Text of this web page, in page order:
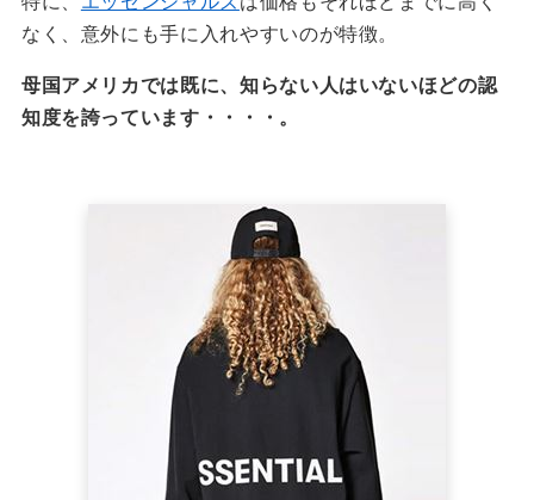
なく、意外にも手に入れやすいのが特徴。
母国アメリカでは既に、知らない人はいないほどの認
知度を誇っています・・・・。